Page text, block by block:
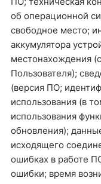
об операционной
свободное место;
аккумулятора
местонахождения
Пользователя);
(версия ПО;
использования (в
использования
обновления);
исходящего
ошибках в работе
ошибки; время